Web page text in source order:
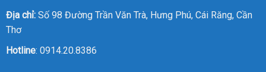
Địa chỉ:Số 98 Đường Trần Văn Trà, Hưng Phú, Cái Răng, Cần
Thơ
Hotline: 0914.20.8386